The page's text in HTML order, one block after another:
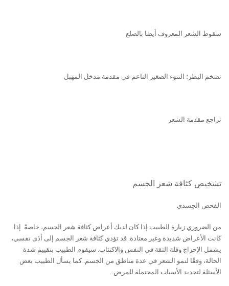
سقوط الشعر المعروف ﺃيضا بالصلع
تضخم البظر؛ النتوء الصغير الناعم في مقدمة مدخل المهبل
تراجع مقدمة الشعر
تشخيص كثافة شعر الجسم
الفحص الجسدي
من الضروري زيارة الطبيب إذا كان لديك ﺃعراض كثافة شعر الجسم، خاصةً إذا
كانت الأعراض شديدة وغير معتادة. قد تؤدي كثافة شعر الجسم إلى ﺃذى نفسي،
يشمل الإحراج وقلة الثقة في النفس والاكتئاب. سيقوم الطبيب بتقييم شدة
الحالة، وفقًا لنمو الشعر في عدة مناطق من الجسم. كما يسأل الطبيب بعض
الأسئلة لتحديد الأسباب المحتملة للمرض.